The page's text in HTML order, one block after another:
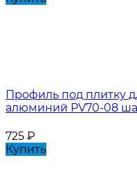
Профиль под плитку
алюминий PV70-08
725 ₽
Купить